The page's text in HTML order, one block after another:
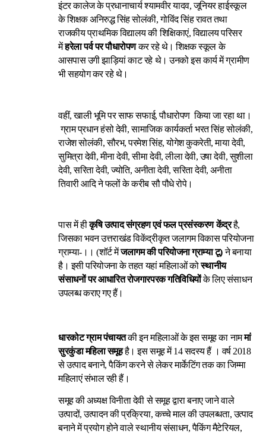
इंटर कालेज के प्रधानाचार्य श्यामवीर यादव, जूनियर हाईस्कूल
के शिक्षक अनिरुद्ध सिंह सोलंकी, गोविंद सिंह रावत तथा
राजकीय प्राथमिक विद्यालय की शिक्षिकाएं, विद्यालय परिसर
मेंहरेला पर्व पर पौधारोपणकर रहे थे। शिक्षक स्कूल के
आसपास उगी झाड़ियां काट रहे थे। उनको इस कार्य में ग्रामीण
भी सहयोग कर रहे थे।
वहीं, खाली भूमि पर साफ सफाई, पौधारोपण किया जा रहा था।
ग्राम प्रधान हंसो देवी, सामाजिक कार्यकर्ता भरत सिंह सोलंकी,
राजेश सोलंकी, सौरभ, परमेश सिंह, योगेश कुकरेती, माया देवी,
सुमित्रा देवी, मीना देवी, सीमा देवी, लीला देवी, उषा देवी, सुशीला
देवी, सरिता देवी, ज्योति, अनीता देवी, सरिता देवी, अनीता
तिवारी आदि ने फलों के करीब सौ पौधे रोपे।
पास में हीकृषि उत्पाद संग्रहण एवं फल प्रसंस्करण केंद्रहै,
जिसका भवन उत्तराखंड विकेंद्रीकृत जलागम विकास परियोजना
ग्राम्या-।। (शॉर्ट मेंजलागम की परियोजना ग्राम्या टू)ने बनाया
है। इसी परियोजना के तहत यहां महिलाओं कोस्थानीय
संसाधनों पर आधारित रोजगारपरक गतिविधियोंके लिए संसाधन
उपलब्ध कराए गए हैं।
धारकोट ग्राम पंचायतकी इन महिलाओं के इस समूह का नाममां
सुरकुंडा महिला समूहहै। इस समूह में 14 सदस्य हैं । वर्ष 2018
से उत्पाद बनाने, पैकिंग करने से लेकर मार्केटिंग तक का जिम्मा
महिलाएं संभाल रही हैं।
समूह की अध्यक्ष विनीता देवी से समूह द्वारा बनाए जाने वाले
उत्पादों, उत्पादन की प्रक्रिया, कच्चे माल की उपलब्धता, उत्पाद
बनाने में प्रयोग होने वाले स्थानीय संसाधन, पैकिंग मैटेरियल,